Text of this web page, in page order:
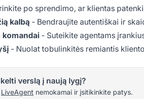
po sprendimo, ar klientas
kalbą - Bendraujite autentiškai ir
komandai - Suteikite agentams
- Nuolat tobulinkitės remiantis
verslą į naują lygį?
LiveAgent nemokamai ir įsitikinkite patys.